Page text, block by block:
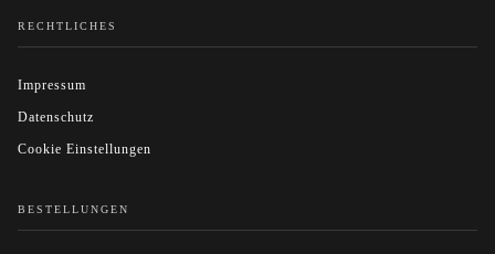
RECHTLICHES
Impressum
Datenschutz
Cookie Einstellungen
BESTELLUNGEN